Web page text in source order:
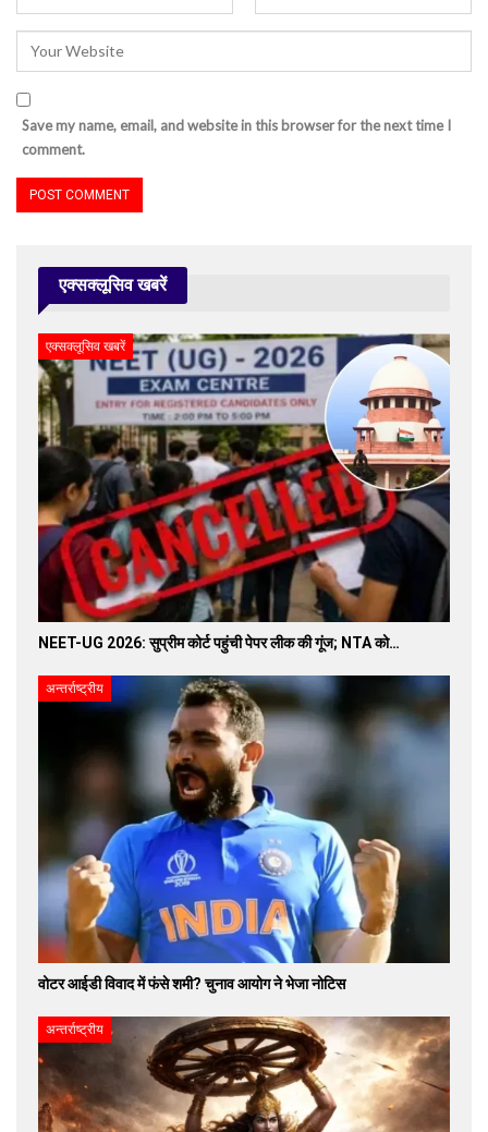
Save my name, email, and website in this browser for the next time I
comment.
एक्सक्लूसिव खबरें
एक्सक्लूसिव खबरें
NEET-UG 2026: सुप्रीम कोर्ट पहुंची पेपर लीक की गूंज; NTA को…
अन्तर्राष्ट्रीय
वोटर आईडी विवाद में फंसे शमी? चुनाव आयोग ने भेजा नोटिस
अन्तर्राष्ट्रीय